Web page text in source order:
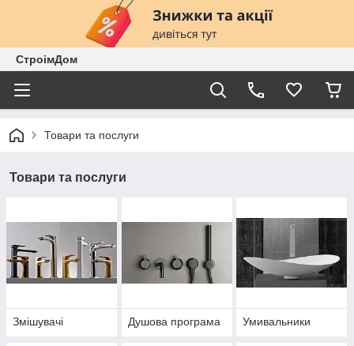
СтроімДом
Товари та послуги
Товари та послуги
Змішувачі Душова програма Умивальники